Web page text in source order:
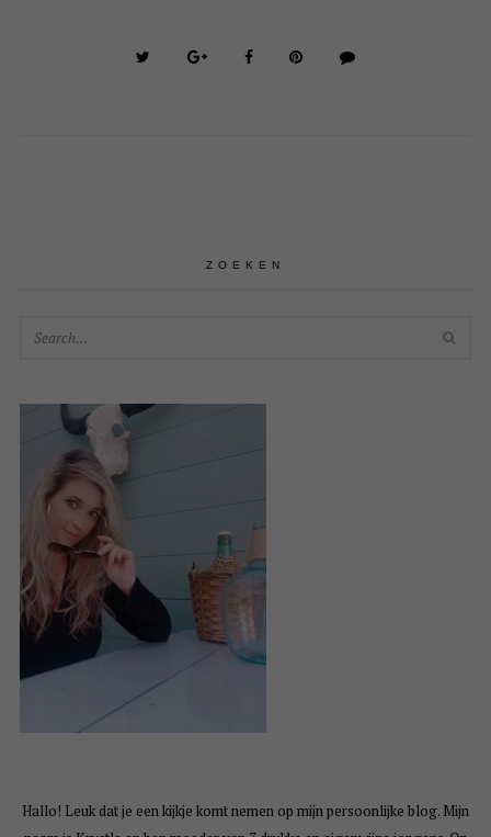
ZOEKEN
Hallo! Leuk dat je een kijkje komt nemen op mijn persoonlijke blog. Mijn